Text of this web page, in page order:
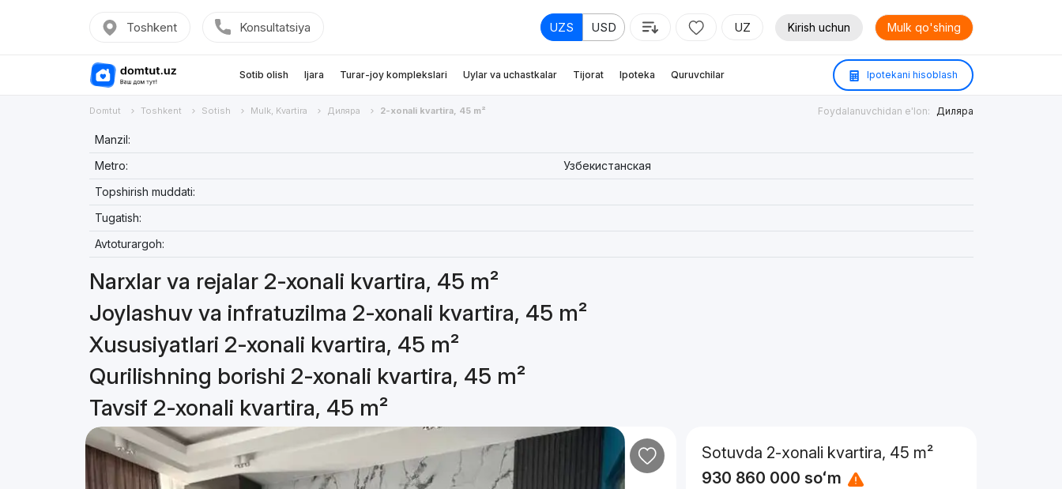
Toshkent Konsultatsiya UZS USD UZ Kirish uchun Mulk qo'shing
Sotib olish Ijara Turar-joy komplekslari Uylar va uchastkalar Tijorat Ipoteka Quruvchilar Ipotekani hisoblash
Domtut Toshkent Sotish Mulk, Kvartira Диляра 2-xonali kvartira, 45 m² Foydalanuvchidan e'lon: Диляра
Manzil:
Metro:
Узбекистанская
Topshirish muddati:
Tugatish:
Avtoturargoh:
Narxlar va rejalar 2-xonali kvartira, 45 m²
Joylashuv va infratuzilma 2-xonali kvartira, 45 m²
Xususiyatlari 2-xonali kvartira, 45 m²
Qurilishning borishi 2-xonali kvartira, 45 m²
Tavsif 2-xonali kvartira, 45 m²
Sotuvda 2-xonali kvartira, 45 m²
930 860 000 soʻm